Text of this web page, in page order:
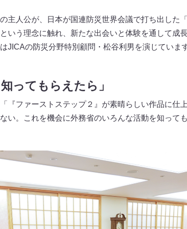
主人公が、日本が国連防災世界会議で打ち出した
いう理念に触れ、新たな出会いと体験を通して成
JICAの防災分野特別顧問・松谷利男を演じています
ってもらえたら」
『ファーストステップ２』が素晴らしい作品に仕
い。これを機会に外務省のいろんな活動を知って